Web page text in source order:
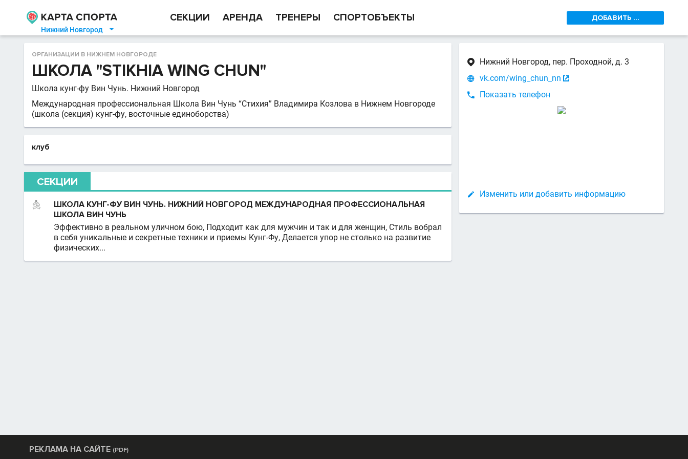
Нижний Новгород 
СЕКЦИИ АРЕНДА ТРЕНЕРЫ СПОРТОБЪЕКТЫ ДОБАВИТЬ ...
ОРГАНИЗАЦИИ В НИЖНЕМ НОВГОРОДЕ
ШКОЛА "STIKHIA WING CHUN"
Школа кунг-фу Вин Чунь. Нижний Новгород
Международная профессиональная Школа Вин Чунь “Стихия” Владимира Козлова в Нижнем Новгороде
(школа (секция) кунг-фу, восточные единоборства)
клуб
СЕКЦИИ
ШКОЛА КУНГ-ФУ ВИН ЧУНЬ. НИЖНИЙ НОВГОРОД МЕЖДУНАРОДНАЯ ПРОФЕССИОНАЛЬНАЯ
ШКОЛА ВИН ЧУНЬ
Эффективно в реальном уличном бою, Подходит как для мужчин и так и для женщин, Стиль вобрал
в себя уникальные и секретные техники и приемы Кунг-Фу, Делается упор не столько на развитие
физических...
 Нижний Новгород, пер. Проходной, д. 3
 vk.com/wing_chun_nn 

Показать телефон
 Изменить или добавить информацию
РЕКЛАМА НА САЙТЕ (PDF)